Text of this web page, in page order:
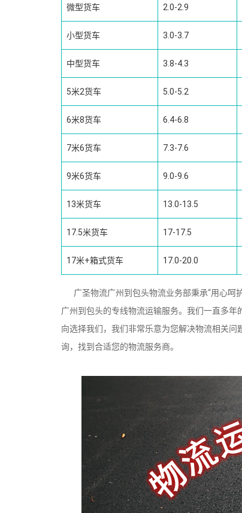
微型货车 2.0-2.9
小型货车 3.0-3.7
中型货车 3.8-4.3
5米2货车 5.0-5.2
6米8货车 6.4-6.8
7米6货车 7.3-7.6
9米6货车 9.0-9.6
13米货车 13.0-13.5
17.5米货车 17-17.5
17米+箱式货车 17.0-20.0
广圣物流广州到包头物流业务部秉承“用心呵
广州到包头的专线物流运输服务。我们一直多
向选择我们，我们非常乐意为您解决物流相关
询，找到合适您的物流服务商。